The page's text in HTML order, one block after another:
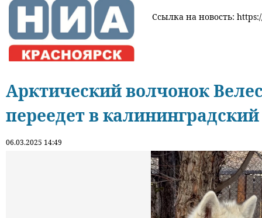
Ссылка на новость:
Арктический волчонок
переедет в
06.03.2025 14:49